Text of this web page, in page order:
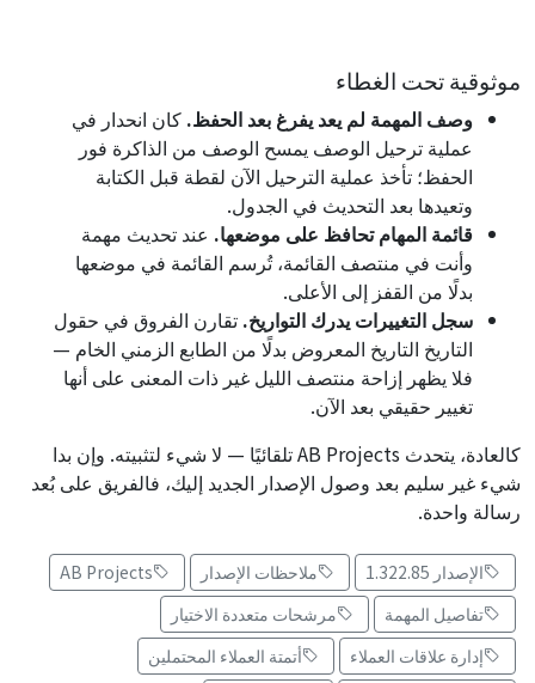
موثوقية تحت الغطاء
وصف المهمة لم يعد يفرغ بعد الحفظ. كان انحدار في
عملية ترحيل الوصف يمسح الوصف من الذاكرة فور
الحفظ؛ تأخذ عملية الترحيل الآن لقطة قبل الكتابة
وتعيدها بعد التحديث في الجدول.
قائمة المهام تحافظ على موضعها. عند تحديث مهمة
وأنت في منتصف القائمة، تُرسم القائمة في موضعها
بدلًا من القفز إلى الأعلى.
سجل التغييرات يدرك التواريخ. تقارن الفروق في حقول
التاريخ التاريخ المعروض بدلًا من الطابع الزمني الخام —
فلا يظهر إزاحة منتصف الليل غير ذات المعنى على أنها
تغيير حقيقي بعد الآن.
كالعادة، يتحدث AB Projects تلقائيًا — لا شيء لتثبيته. وإن بدا
شيء غير سليم بعد وصول الإصدار الجديد إليك، فالفريق على بُعد
رسالة واحدة.
الإصدار 1.322.85 ملاحظات الإصدار
AB Projects
تفاصيل المهمة
مرشحات متعددة الاختيار
إدارة علاقات العملاء
أتمتة العملاء المحتملين